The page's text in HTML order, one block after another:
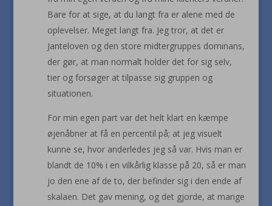
Bare for at sige, at du langt fra er alene med de
oplevelser. Meget langt fra. Jeg tror, at det er
Janteloven og den store midtergruppes dominans,
der gør, at man normalt holder det for sig selv,
tier og forsøger at tilpasse sig gruppen og
situationen.
For min egen part var det helt klart en kæmpe
øjenåbner at få en percentil på; at jeg visuelt
kunne se, hvor anderledes jeg så var. Hvis man er
blandt de 10% i en vilkårlig klasse på 20, så er man
jo den ene af de to, der befinder sig i den ende af
skalaen. Det gav mening, og det gjorde, at mange